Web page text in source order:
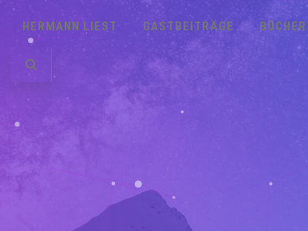
HERMANN LIEST GASTBEITRÄGE BÜCHER